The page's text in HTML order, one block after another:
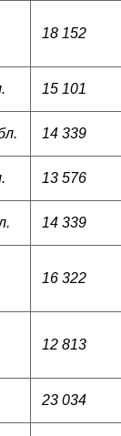
18 152
15 101
14 339
13 576
14 339
16 322
12 813
23 034